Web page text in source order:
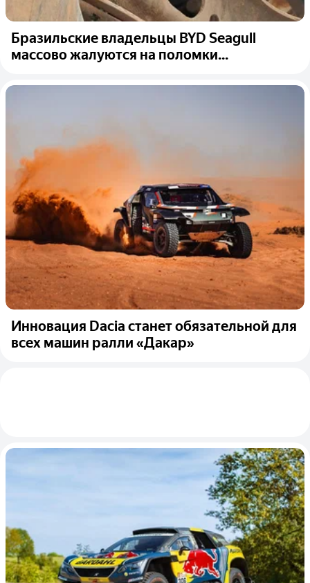
Бразильские владельцы BYD Seagull
массово жалуются на поломки...
Инновация Dacia станет обязательной для
всех машин ралли «Дакар»